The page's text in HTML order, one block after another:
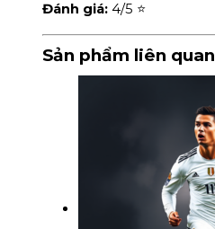
Đánh giá: 4/5 ⭐
Sản phẩm liên quan